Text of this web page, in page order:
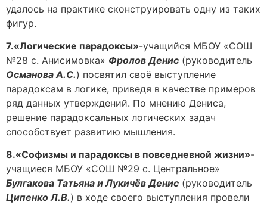
удалось на практике сконструировать одну из таких
фигур.
7.«Логические парадоксы»-учащийся МБОУ «СОШ
№28 с. Анисимовка» Фролов Денис (руководитель
Османова А.С.) посвятил своё выступление
парадоксам в логике, приведя в качестве примеров
ряд данных утверждений. По мнению Дениса,
решение парадоксальных логических задач
способствует развитию мышления.
8.«Софизмы и парадоксы в повседневной жизни»-
учащиеся МБОУ «СОШ №29 с. Центральное»
Булгакова Татьяна и Лукичёв Денис (руководитель
Ципенко Л.В.) в ходе своего выступления провели